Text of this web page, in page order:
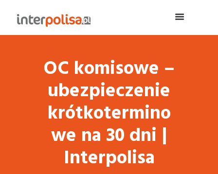
OC komisowe –
ubezpieczenie
krótkotermino
we na 30 dni |
Interpolisa